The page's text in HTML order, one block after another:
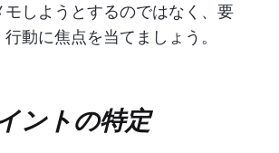
しようとするのではなく、要
動に焦点を当てましょう。
ントの特定